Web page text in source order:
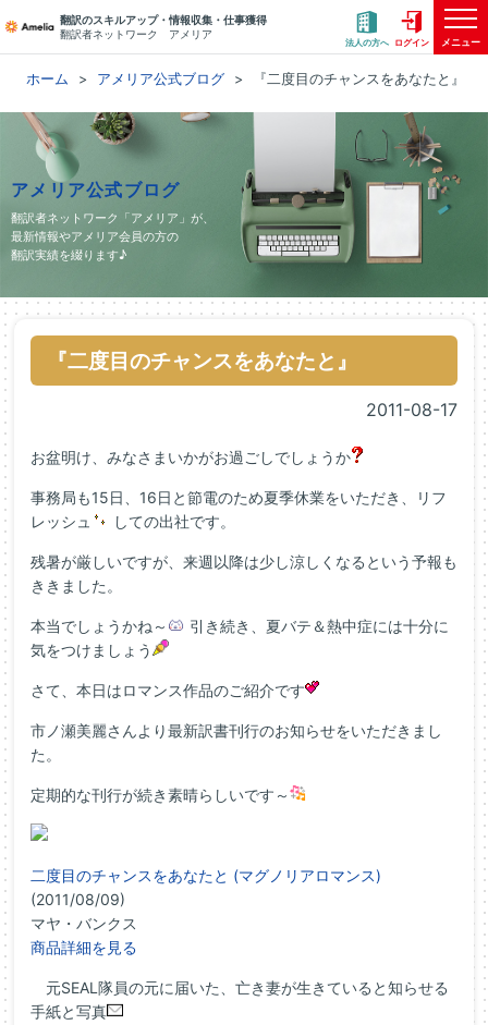
翻訳のスキルアップ・情報収集・仕事獲得
翻訳者ネットワーク アメリア
法人の方へ ログイン メニュー
ホーム アメリア公式ブログ 『二度目のチャンスをあなたと』
アメリア公式ブログ
翻訳者ネットワーク「アメリア」が、
最新情報やアメリア会員の方の
翻訳実績を綴ります♪
『二度目のチャンスをあなたと』
2011-08-17
お盆明け、みなさまいかがお過ごしでしょうか
事務局も15日、16日と節電のため夏季休業をいただき、リフ
レッシュ
しての出社です。
残暑が厳しいですが、来週以降は少し涼しくなるという予報も
ききました。
本当でしょうかね～
引き続き、夏バテ＆熱中症には十分に
気をつけましょう
さて、本日はロマンス作品のご紹介です
市ノ瀬美麗さんより最新訳書刊行のお知らせをいただきまし
た。
定期的な刊行が続き素晴らしいです～
二度目のチャンスをあなたと (マグノリアロマンス)
(2011/08/09)
マヤ・バンクス
商品詳細を見る
元SEAL隊員の元に届いた、亡き妻が生きていると知らせる
手紙と写真